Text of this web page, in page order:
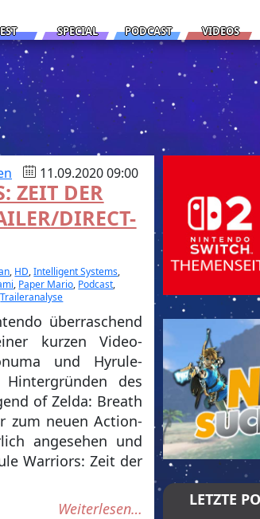
SPECIAL PODCAST VIDEOS
11.09.2020 09:00
ZEIT DER
DIRECT-
, HD,Intelligent Systems,
, Paper Mario, Podcast,
Traileranalyse
überraschend
kurzen Video-
und Hyrule-
des
of Zelda: Breath
zum neuen Action-
angesehen und
Warriors: Zeit der
Weiterlesen…
LETZTE